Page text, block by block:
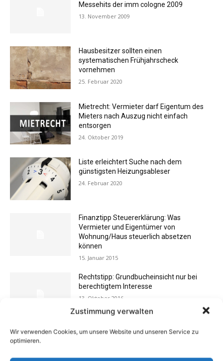
Zustimmung verwalten
Wir verwenden Cookies, um unsere Website und unseren Service zu
optimieren.
Messehits der imm cologne 2009
13. November 2009
Hausbesitzer sollten einen
systematischen Frühjahrscheck
vornehmen
25. Februar 2020
Mietrecht: Vermieter darf Eigentum des
Mieters nach Auszug nicht einfach
entsorgen
24. Oktober 2019
Liste erleichtert Suche nach dem
günstigsten Heizungsableser
24. Februar 2020
Finanztipp Steuererklärung: Was
Vermieter und Eigentümer von
Wohnung/Haus steuerlich absetzen
können
15. Januar 2015
Rechtstipp: Grundbucheinsicht nur bei
berechtigtem Interesse
13. Oktober 2016
Schlechte Gerüche im Zuhause: Ursachen,